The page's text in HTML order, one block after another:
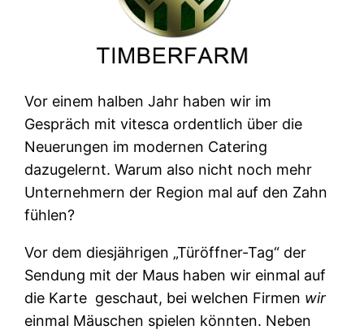
Vor einem halben Jahr haben wir im
Gespräch mit vitesca ordentlich über die
Neuerungen im modernen Catering
dazugelernt. Warum also nicht noch mehr
Unternehmern der Region mal auf den Zahn
fühlen?
Vor dem diesjährigen „Türöffner-Tag“ der
Sendung mit der Maus haben wir einmal auf
die Karte geschaut, bei welchen Firmen wir
einmal Mäuschen spielen könnten. Neben